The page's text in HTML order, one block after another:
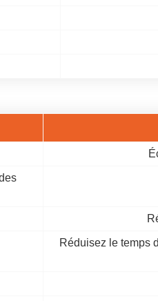
Réduisez le temps